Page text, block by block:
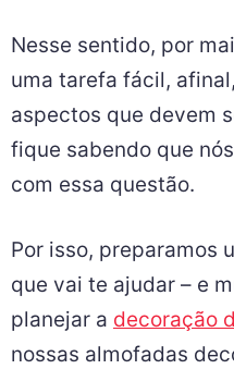
Nesse sentido, por
uma tarefa fácil,
aspectos que devem
fique sabendo que
com essa questão.
Por isso, preparamos
que vai te ajudar – e
planejar a decoração
nossas almofadas